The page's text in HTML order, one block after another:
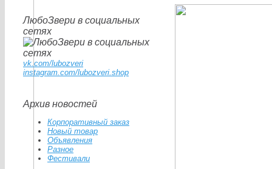
ЛюбоЗвери в социальных
сетях
vk.com/lubozveri
instagram.com/lubozveri.shop
Архив новостей
Корпоративный заказ
Новый товар
Объявления
Разное
Фестивали